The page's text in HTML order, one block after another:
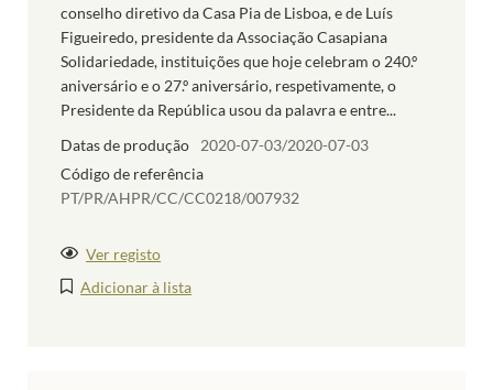
conselho diretivo da Casa Pia de Lisboa, e de Luís
Figueiredo, presidente da Associação Casapiana
Solidariedade, instituições que hoje celebram o 240.º
aniversário e o 27.º aniversário, respetivamente, o
Presidente da República usou da palavra e entre...
Datas de produção
2020-07-03/2020-07-03
Código de referência
PT/PR/AHPR/CC/CC0218/007932
Ver registo
Adicionar à lista